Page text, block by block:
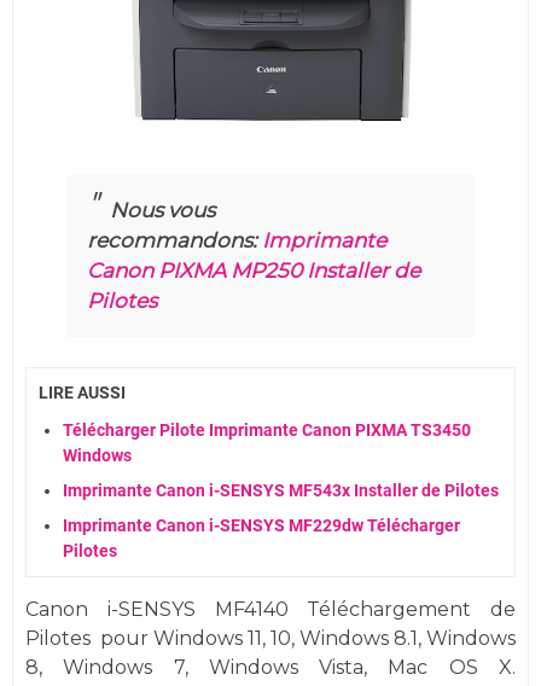
Nous vous
recommandons: Imprimante
Canon PIXMA MP250 Installer de
Pilotes
LIRE AUSSI
Télécharger Pilote Imprimante Canon PIXMA TS3450
Windows
Imprimante Canon i-SENSYS MF543x Installer de Pilotes
Imprimante Canon i-SENSYS MF229dw Télécharger
Pilotes
Canon i-SENSYS MF4140 Téléchargement de
Pilotes pour Windows 11, 10, Windows 8.1, Windows
8, Windows 7, WindowsVista, Mac OS X.